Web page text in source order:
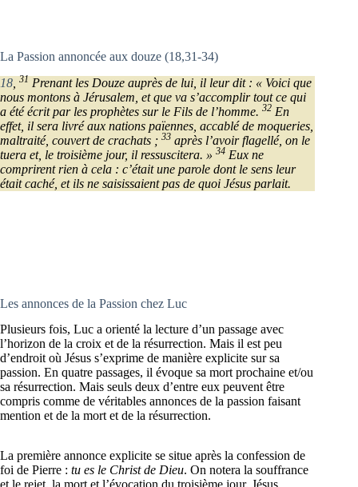
La Passion annoncée aux douze (18,31-34)
18 31 Prenant les Douze auprès de lui, il leur dit : « Voici que
nous montons à Jérusalem, et que va s’accomplir tout ce qui
a été écrit par les prophètes sur le Fils de l’homme. 32 En
effet, il sera livré aux nations païennes, accablé de moqueries,
maltraité, couvert de crachats ; 33 après l’avoir flagellé, on le
tuera et, le troisième jour, il ressuscitera. » 34 Eux ne
comprirent rien à cela : c’était une parole dont le sens leur
était caché, et ils ne saisissaient pas de quoi Jésus parlait.
Les annonces de la Passion chez Luc
Plusieurs fois, Luc a orienté la lecture d’un passage avec
l’horizon de la croix et de la résurrection. Mais il est peu
d’endroit où Jésus s’exprime de manière explicite sur sa
passion. En quatre passages, il évoque sa mort prochaine et/ou
sa résurrection. Mais seuls deux d’entre eux peuvent être
compris comme de véritables annonces de la passion faisant
mention et de la mort et de la résurrection.
La première annonce explicite se situe après la confession de
foi de Pierre : tu es le Christ de Dieu. On notera la souffrance